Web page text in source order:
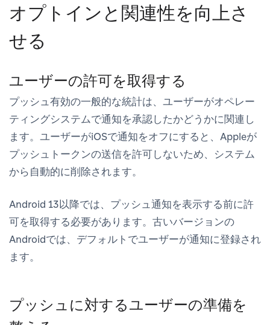
オプトインと関連性を向上さ
せる
ユーザーの許可を取得する
プッシュ有効の一般的な統計は、ユーザーがオペレー
ティングシステムで通知を承認したかどうかに関連し
ます。ユーザーがiOSで通知をオフにすると、Appleが
プッシュトークンの送信を許可しないため、システム
から自動的に削除されます。
Android 13以降では、プッシュ通知を表示する前に許
可を取得する必要があります。古いバージョンの
Androidでは、デフォルトでユーザーが通知に登録され
ます。
プッシュに対するユーザーの準備を